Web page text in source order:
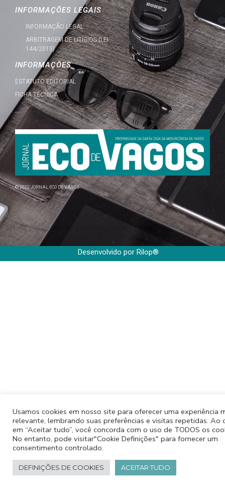
© 2022 JORNAL ECO DE VAGOS
INFORMAÇÕES LEGAIS
INFORMAÇÃO LEGAL
ARBITRAGEM DE LITÍGIOS (LEI
144/2015)
INFORMAÇÕES
ESTATUTO EDITORIAL
FICHA TÉCNICA
Desenvolvido por Rilop®
Usamos cookies em nosso site para oferecer uma experiência
relevante, lembrando suas preferências e visitas repetidas. Ao
em “Aceitar tudo”, você concorda com o uso de TODOS os
No entanto, pode visitar"Cookie Definições" para fornecer um
consentimento controlado.
DEFINIÇÕES DE COOKIES ACEITAR TUDO